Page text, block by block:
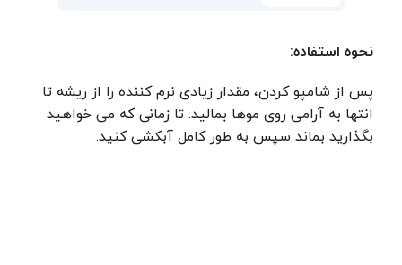
نحوه استفاده:
پس از شامپو کردن، مقدار زیادی نرم کننده را از ریشه تا
انتها به آرامی روی موها بمالید. تا زمانی که می خواهید
بگذارید بماند سپس به طور کامل آبکشی کنید.